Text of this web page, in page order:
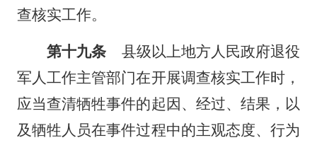
查核实工作。
第十九条 县级以上地方人民政府退役
军人工作主管部门在开展调查核实工作时，
应当查清牺牲事件的起因、经过、结果，以
及牺牲人员在事件过程中的主观态度、行为